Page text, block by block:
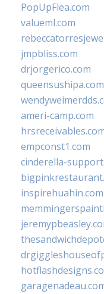
PopUpFlea.com
valueml.com
jmpbliss.com
drjorgerico.com
queensushipa.com
ameri-camp.com
empconst1.com
cinderella-
inspirehuahin.com